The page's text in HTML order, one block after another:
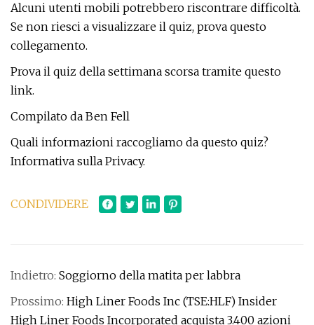
Alcuni utenti mobili potrebbero riscontrare difficoltà.
Se non riesci a visualizzare il quiz, prova questo
collegamento.
Prova il quiz della settimana scorsa tramite questo
link.
Compilato da Ben Fell
Quali informazioni raccogliamo da questo quiz?
Informativa sulla Privacy.
CONDIVIDERE
Indietro: Soggiorno della matita per labbra
Prossimo: High Liner Foods Inc (TSE:HLF) Insider
High Liner Foods Incorporated acquista 3.400 azioni